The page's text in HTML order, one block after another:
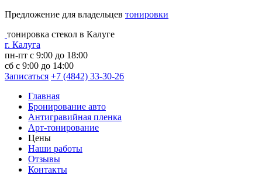
Предложение для владельцев тонировки
тонировка стекол в Калуге
г. Калуга
пн-пт с 9:00 до 18:00
сб с 9:00 до 14:00
Записаться +7 (4842) 33-30-26
Главная
Бронирование авто
Антигравийная пленка
Арт-тонирование
Цены
Наши работы
Отзывы
Контакты